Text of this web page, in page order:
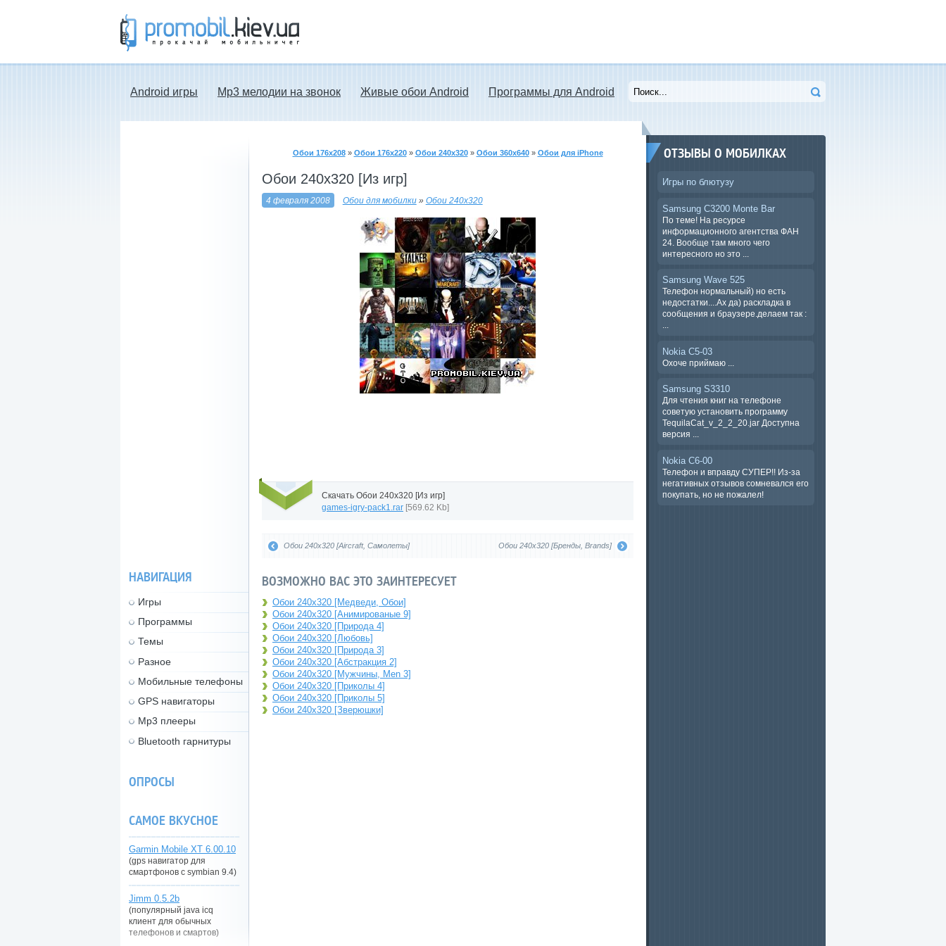
для Nokia, мелодии на звонок скачать
Android игры Mp3 мелодии на звонок Живые обои Android Программы для Android
Обои 176x208» Обои 176x220» Обои 240x320» Обои 360x640» Обои для iPhone
Обои 240x320 [Из игр]
4 февраля 2008 Обои для мобилки» Обои 240x320
Скачать Обои 240x320 [Из игр]
games-igry-pack1.rar [569.62 Kb]
Обои 240x320 [Бренды, Brands]
Обои 240x320 [Aircraft, Самолеты]
ВОЗМОЖНО ВАС ЭТО ЗАИНТЕРЕСУЕТ
Обои 240x320 [Медведи, Обои]
Обои 240x320 [Анимированые 9]
Обои 240x320 [Природа 4]
Обои 240x320 [Любовь]
Обои 240x320 [Природа 3]
Обои 240x320 [Абстракция 2]
Обои 240x320 [Мужчины, Men 3]
Обои 240x320 [Приколы 4]
Обои 240x320 [Приколы 5]
Обои 240x320 [Зверюшки]
ОТЗЫВЫ О МОБИЛКАХ
Игры по блютузу
Samsung C3200 Monte Bar
По теме! На ресурсе
информационного агентства ФАН
24. Вообще там много чего
интересного но это ...
Samsung Wave 525
Телефон нормальный) но есть
недостатки....Ах да) раскладка в
сообщения и браузере.делаем так :
Nokia C5-03
Охоче ​​приймаю ...
Samsung S3310
Для чтения книг на телефоне
советую установить программу
TequilaCat_v_2_2_20.jar Доступна
версия ...
Nokia C6-00
Телефон и вправду СУПЕР!! Из-за
негативных отзывов сомневался его
покупать, но не пожалел!
НАВИГАЦИЯ
Игры
Программы
Темы
Разное
Мобильные телефоны
GPS навигаторы
Mp3 плееры
Bluetooth гарнитуры
ОПРОСЫ
САМОЕ ВКУСНОЕ
Garmin Mobile XT 6.00.10
(gps навигатор для
смартфонов с symbian 9.4)
Jimm 0.5.2b
(популярный java icq
клиент для обычных
телефонов и смартов)